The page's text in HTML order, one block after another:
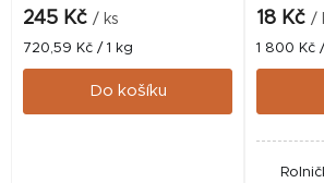
245 Kč / ks
Měrná
cena:
720,59 Kč / 1 kg
Do košíku
18 Kč /
Měrná
cena:
1 800 Kč